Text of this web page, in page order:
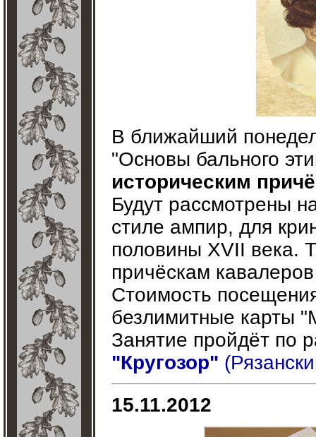
В ближайший
"Основы бального
историческим
Будут рассмотрены
стиле ампир, для
половины XVII века.
причёскам
Стоимость
безлимитные карты
Занятие пройдёт по
"Кругозор"
15.11.2012